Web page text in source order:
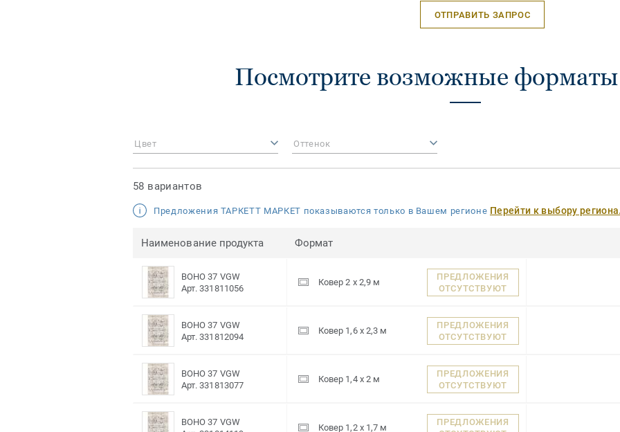
ОТПРАВИТЬ ЗАПРОС
Посмотрите возможные
Цвет Оттенок
58 вариантов
Предложения ТАРКЕТТ МАРКЕТ показываются только в Вашем регионе Перейти к выбору
Наименование продукта Формат
BOHO 37 VGW
Арт. 331811056
Ковер 2 x 2,9 м
ПРЕДЛОЖЕНИЯ
ОТСУТСТВУЮТ
BOHO 37 VGW
Арт. 331812094
Ковер 1,6 x 2,3 м
ПРЕДЛОЖЕНИЯ
ОТСУТСТВУЮТ
BOHO 37 VGW
Арт. 331813077
Ковер 1,4 x 2 м
ПРЕДЛОЖЕНИЯ
ОТСУТСТВУЮТ
BOHO 37 VGW
Ковер 1,2 x 1,7 м
ПРЕДЛОЖЕНИЯ